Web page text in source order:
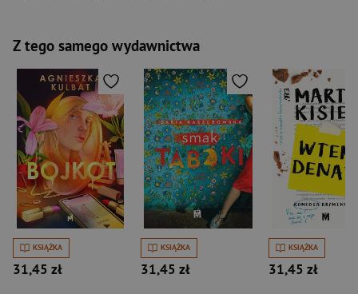
Z tego samego wydawnictwa
KSIĄŻKA
31,45 zł
KSIĄŻKA
31,45 zł
KSIĄŻKA
31,45 zł